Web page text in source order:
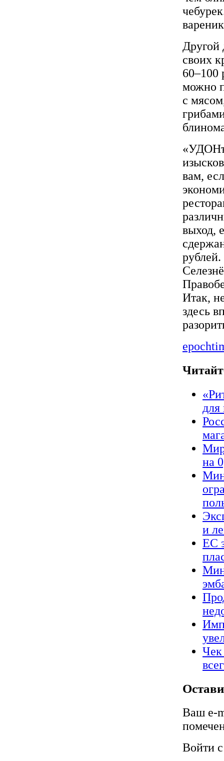
Другой
своих
60–100
можно
с
вам,
выход,
Итак,
здесь
для
на
и
ЕС
Чек
Ваш e-
Войти